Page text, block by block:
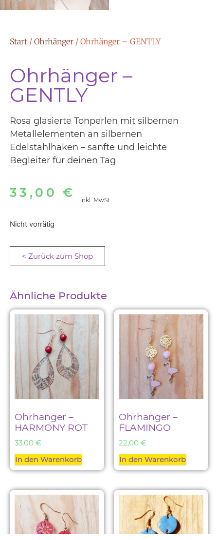
Start / Ohrhänger / Ohrhänger – GENTLY
Ohrhänger –
GENTLY
Rosa glasierte Tonperlen mit silbernen
Metallelementen an silbernen
Edelstahlhaken – sanfte und leichte
Begleiter für deinen Tag
33,00€ inkl. MwSt.
Nicht vorrätig
< Zurück zum Shop
Ähnliche Produkte
Ohrhänger –
HARMONY ROT
33,00 €
In den Warenkorb
Ohrhänger –
FLAMINGO
22,00 €
In den Warenkorb